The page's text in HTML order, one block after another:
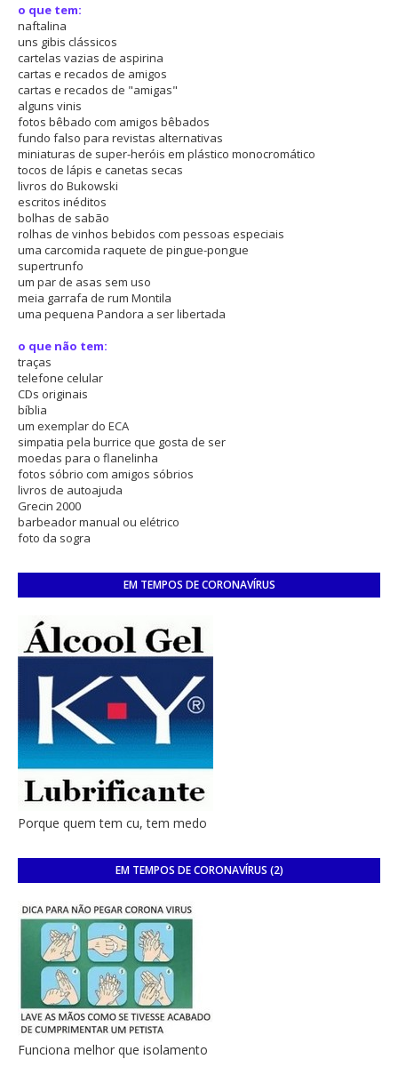
o que tem:
naftalina
uns gibis clássicos
cartelas vazias de aspirina
cartas e recados de amigos
cartas e recados de "amigas"
alguns vinis
fotos bêbado com amigos bêbados
fundo falso para revistas alternativas
miniaturas de super-heróis em plástico monocromático
tocos de lápis e canetas secas
livros do Bukowski
escritos inéditos
bolhas de sabão
rolhas de vinhos bebidos com pessoas especiais
uma carcomida raquete de pingue-pongue
supertrunfo
um par de asas sem uso
meia garrafa de rum Montila
uma pequena Pandora a ser libertada
o que não tem:
traças
telefone celular
CDs originais
bíblia
um exemplar do ECA
simpatia pela burrice que gosta de ser
moedas para o flanelinha
fotos sóbrio com amigos sóbrios
livros de autoajuda
Grecin 2000
barbeador manual ou elétrico
foto da sogra
EM TEMPOS DE CORONAVÍRUS
Porque quem tem cu, tem medo
EM TEMPOS DE CORONAVÍRUS (2)
Funciona melhor que isolamento